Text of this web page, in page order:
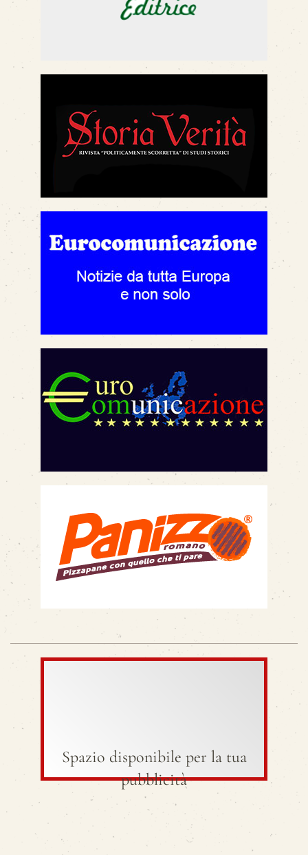
Spazio disponibile per la tua
pubblicità